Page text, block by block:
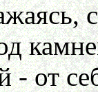
- от